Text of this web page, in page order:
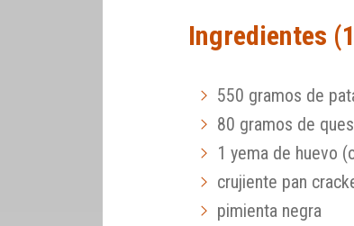
Ingredientes
550 gramos de
80 gramos de
1 yema de huevo
crujiente pan
pimienta negra